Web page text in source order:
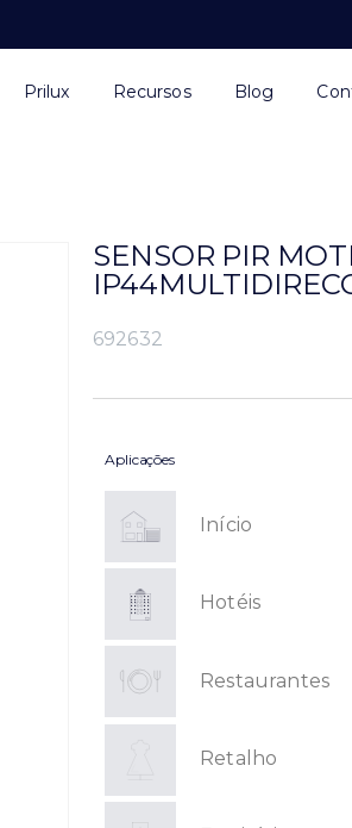
Prilux Recursos Blog
SENSOR PIR
692632
Aplicações
Início
Hotéis
Restaurantes
Retalho